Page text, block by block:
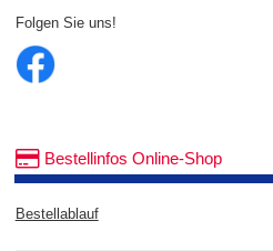
Folgen Sie uns!
Bestellinfos Online-Shop
Bestellablauf